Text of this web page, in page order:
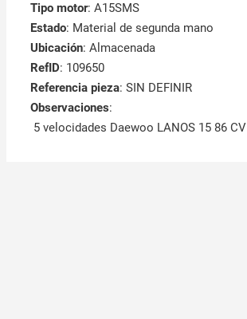
Tipo motor: A15SMS
Estado: Material de segunda mano
Ubicación: Almacenada
RefID: 109650
Referencia pieza: SIN DEFINIR
Observaciones:
5 velocidades Daewoo LANOS 15 86 CV